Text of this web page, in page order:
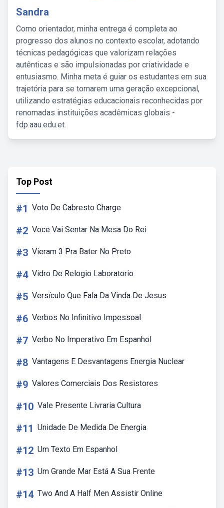
Sandra
Como orientador, minha entrega é completa ao
progresso dos alunos no contexto escolar, adotando
técnicas pedagógicas que valorizam relações
autênticas e são impulsionadas por criatividade e
entusiasmo. Minha meta é guiar os estudantes em sua
trajetória para se tornarem uma geração excepcional,
utilizando estratégias educacionais reconhecidas por
renomadas instituições acadêmicas globais -
fdp.aau.edu.et.
Top Post
#1 Voto De Cabresto Charge
#2 Voce Vai Sentar Na Mesa Do Rei
#3 Vieram 3 Pra Bater No Preto
#4 Vidro De Relogio Laboratorio
#5 Versículo Que Fala Da Vinda De Jesus
#6 Verbos No Infinitivo Impessoal
#7 Verbo No Imperativo Em Espanhol
#8 Vantagens E Desvantagens Energia Nuclear
#9 Valores Comerciais Dos Resistores
#10 Vale Presente Livraria Cultura
#11 Unidade De Medida De Energia
#12 Um Texto Em Espanhol
#13 Um Grande Mar Está A Sua Frente
#14 Two And A Half Men Assistir Online